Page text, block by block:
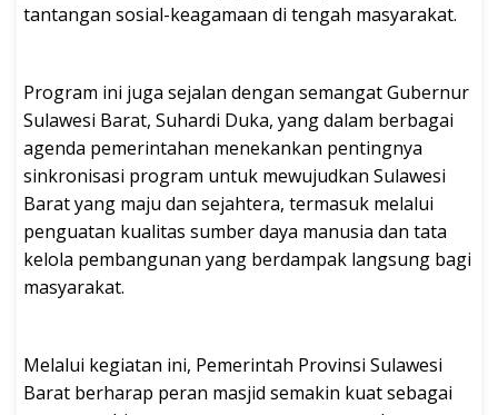
tantangan sosial-keagamaan di tengah masyarakat.
Program ini juga sejalan dengan semangat Gubernur
Sulawesi Barat, Suhardi Duka, yang dalam berbagai
agenda pemerintahan menekankan pentingnya
sinkronisasi program untuk mewujudkan Sulawesi
Barat yang maju dan sejahtera, termasuk melalui
penguatan kualitas sumber daya manusia dan tata
kelola pembangunan yang berdampak langsung bagi
masyarakat.
Melalui kegiatan ini, Pemerintah Provinsi Sulawesi
Barat berharap peran masjid semakin kuat sebagai